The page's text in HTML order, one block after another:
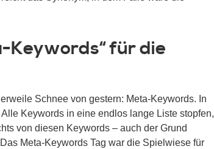
Keywords“ für die
Schnee von gestern: Meta-Keywords. In
Keywords in eine endlos lange Liste stopfen,
von diesen Keywords – auch der Grund
Meta-Keywords Tag war die Spielwiese für